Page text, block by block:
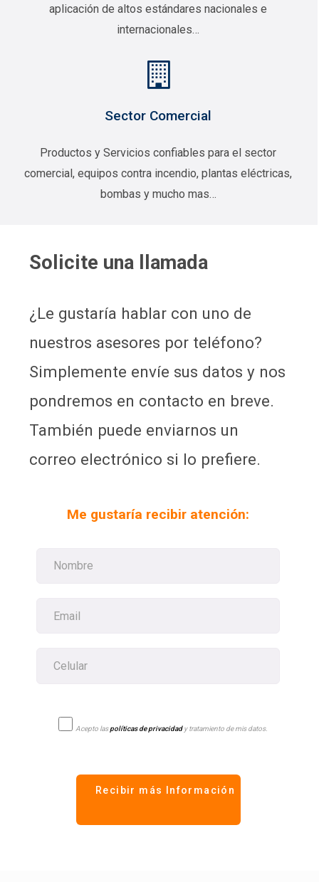
aplicación de altos estándares nacionales e
internacionales…
Sector Comercial
Productos y Servicios confiables para el sector
comercial, equipos contra incendio, plantas eléctricas,
bombas y mucho mas…
Solicite una llamada
¿Le gustaría hablar con uno de
nuestros asesores por teléfono?
Simplemente envíe sus datos y nos
pondremos en contacto en breve.
También puede enviarnos un
correo electrónico si lo prefiere.
Me gustaría recibir atención:
Acepto laspolíticas de privacidady tratamiento de mis datos.